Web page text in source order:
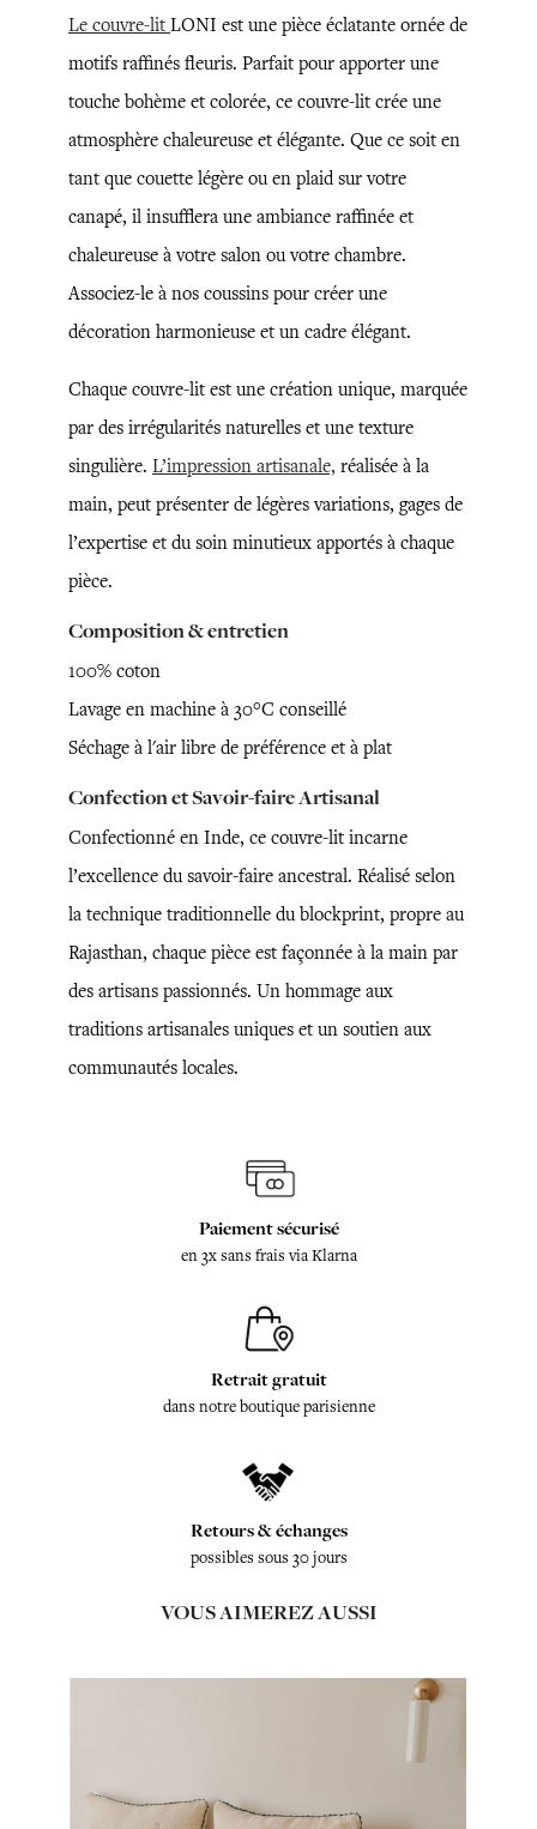
Le couvre-lit LONI est une pièce éclatante ornée de
motifs raffinés fleuris. Parfait pour apporter une
touche bohème et colorée, ce couvre-lit crée une
atmosphère chaleureuse et élégante. Que ce soit en
tant que couette légère ou en plaid sur votre
canapé, il insufflera une ambiance raffinée et
chaleureuse à votre salon ou votre chambre.
Associez-le à nos coussins pour créer une
décoration harmonieuse et un cadre élégant.
Chaque couvre-lit est une création unique, marquée
par des irrégularités naturelles et une texture
singulière. L’impression artisanale, réalisée à la
main, peut présenter de légères variations, gages de
l’expertise et du soin minutieux apportés à chaque
pièce.
Composition & entretien
100% coton
Lavage en machine à 30°C conseillé
Séchage à l'air libre de préférence et à plat
Confection et Savoir-faire Artisanal
Confectionné en Inde, ce couvre-lit incarne
l’excellence du savoir-faire ancestral. Réalisé selon
la technique traditionnelle du blockprint, propre au
Rajasthan, chaque pièce est façonnée à la main par
des artisans passionnés. Un hommage aux
traditions artisanales uniques et un soutien aux
communautés locales.
Paiement sécurisé
en 3x sans frais via Klarna
Retrait gratuit
dans notre boutique parisienne
Retours & échanges
possibles sous 30 jours
VOUS AIMEREZ AUSSI